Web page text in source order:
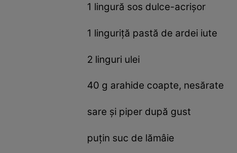
1 lingură sos dulce-acrişor
1 linguriță pastă de ardei iute
2 linguri ulei
40 g arahide coapte, nesărate
sare şi piper după gust
puțin suc de lămâie